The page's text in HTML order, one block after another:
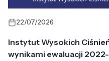
22/07/2026
Instytut Wysokich
wynikami ewaluacji